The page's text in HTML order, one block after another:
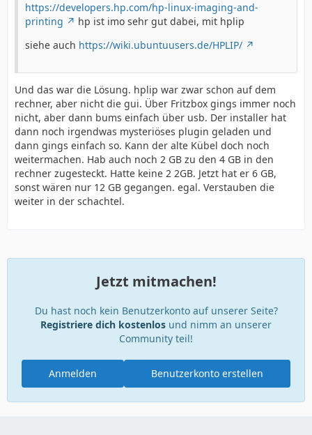
https://developers.hp.com/hp-linux-imaging-and-
printing
hp ist imo sehr gut dabei, mit hplip
siehe auch https://wiki.ubuntuusers.de/HPLIP/
Und das war die Lösung. hplip war zwar schon auf dem
rechner, aber nicht die gui. Über Fritzbox gings immer noch
nicht, aber dann bums einfach über usb. Der installer hat
dann noch irgendwas mysteriöses plugin geladen und
dann gings einfach so. Kann der alte Kübel doch noch
weitermachen. Hab auch noch 2 GB zu den 4 GB in den
rechner zugesteckt. Hatte keine 2 2GB. Jetzt hat er 6 GB,
sonst wären nur 12 GB gegangen. egal. Verstauben die
weiter in der schachtel.
Jetzt mitmachen!
Du hast noch kein Benutzerkonto auf unserer Seite?
Registriere dich kostenlos und nimm an unserer
Community teil!
Benutzerkonto erstellen
Anmelden